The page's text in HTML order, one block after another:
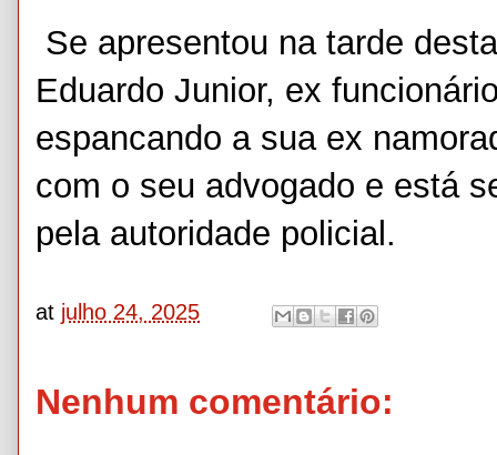
Se apresentou na tarde
Eduardo Junior, ex
espancando a sua ex
com o seu advogado e está
pela autoridade policial.
at julho 24, 2025
Nenhum comentário: